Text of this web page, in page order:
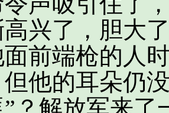
兴了，胆大
前端枪的人
他的耳朵仍